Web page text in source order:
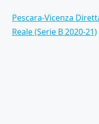
Pescara-Vicenza
Reale (Serie B 2020-21)